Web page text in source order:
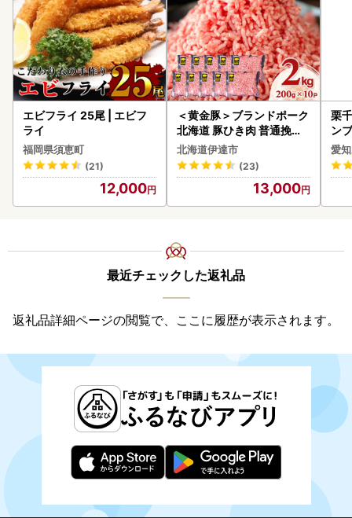
エビフライ 25尾 | エビフ
ライ
福岡県須恵町
(21)
12,000
＜黄金豚＞ブランドポーク
北海道 豚ひき肉 普通挽き
200g 10パック 計2kg
北海道伊達市
(23)
13,000
栗
ン
デ
愛
最近チェックした返礼品
返礼品詳細ページの閲覧で、ここに履歴が表示されます。